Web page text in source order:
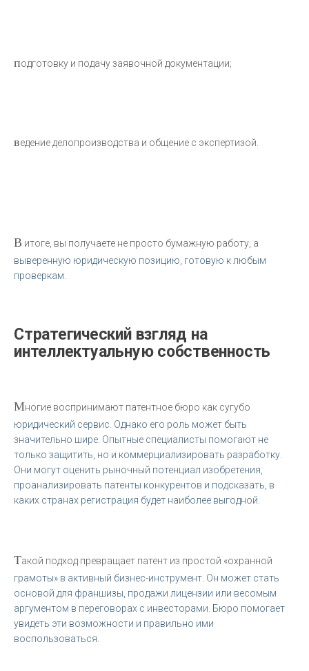
подготовку и подачу заявочной документации;
ведение делопроизводства и общение с экспертизой.
В итоге, вы получаете не просто бумажную работу, а
выверенную юридическую позицию, готовую к любым
проверкам.
Стратегический взгляд на
интеллектуальную собственность
Многие воспринимают патентное бюро как сугубо
юридический сервис. Однако его роль может быть
значительно шире. Опытные специалисты помогают не
только защитить, но и коммерциализировать разработку.
Они могут оценить рыночный потенциал изобретения,
проанализировать патенты конкурентов и подсказать, в
каких странах регистрация будет наиболее выгодной.
Такой подход превращает патент из простой «охранной
грамоты» в активный бизнес-инструмент. Он может стать
основой для франшизы, продажи лицензии или весомым
аргументом в переговорах с инвесторами. Бюро помогает
увидеть эти возможности и правильно ими
воспользоваться.